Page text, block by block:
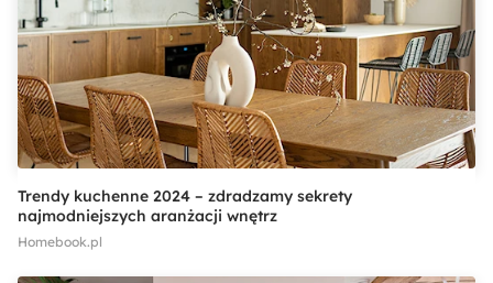
Trendy kuchenne 2024 – zdradzamy sekrety
najmodniejszych aranżacji wnętrz
Homebook.pl